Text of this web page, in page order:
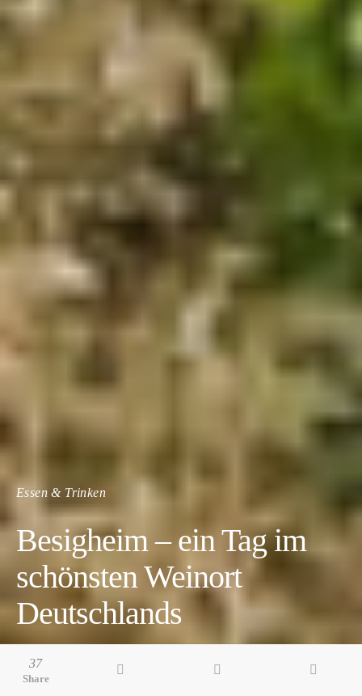
Essen & Trinken
Besigheim – ein Tag im
schönsten Weinort
Deutschlands
5 minute read
37
Share